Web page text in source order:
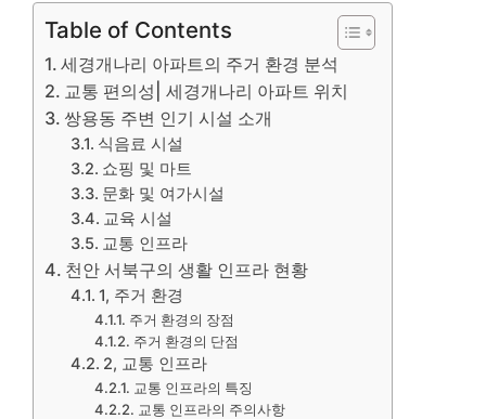
Table of Contents
세경개나리 아파트의 주거 환경 분석
교통 편의성| 세경개나리 아파트 위치
쌍용동 주변 인기 시설 소개
식음료 시설
쇼핑 및 마트
문화 및 여가시설
교육 시설
교통 인프라
천안 서북구의 생활 인프라 현황
1, 주거 환경
주거 환경의 장점
주거 환경의 단점
2, 교통 인프라
교통 인프라의 특징
교통 인프라의 주의사항